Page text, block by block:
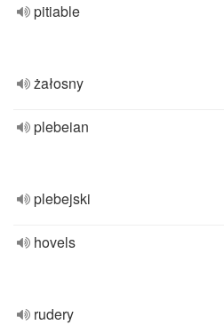
pitiable
żałosny
plebeian
plebejski
hovels
rudery